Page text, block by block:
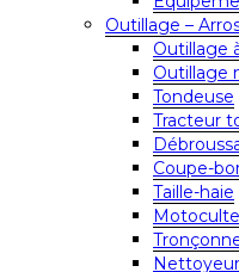
Outillage –
Outillage
Outillage
Tondeuse
Tracteur
Coupe-
Taille-haie